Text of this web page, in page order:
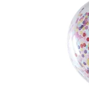
latexovy balon s
boli konfety prilepene
dodavame nenafukane